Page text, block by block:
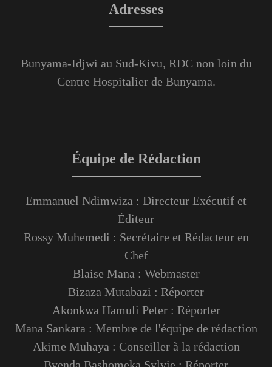
Adresses
Bunyama-Idjwi au Sud-Kivu, RDC non loin du
Centre Hospitalier de Bunyama.
Équipe de Rédaction
Emmanuel Ndimwiza : Directeur Exécutif et
Éditeur
Rossy Muhemedi : Secrétaire et Rédacteur en
Chef
Blaise Mana : Webmaster
Bizaza Mutabazi : Réporter
Akonkwa Hamuli Peter : Réporter
Mana Sankara : Membre de l'équipe de rédaction
Akime Muhaya : Conseiller à la rédaction
Byenda Bashomeka Sylvie : Réporter